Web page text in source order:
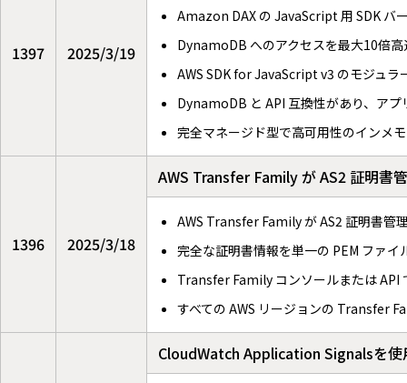
1397 2025/3/19
Amazon DAX の JavaScript 用 SDK バ
DynamoDB へのアクセスを最大10倍高
AWS SDK for JavaScript v3 のモジュ
DynamoDB と API 互換性があり、ア
完全マネージド型で高可用性のインメ
1396 2025/3/18
AWS Transfer Family が AS2 証明書
AWS Transfer Family が AS2 証明書管
完全な証明書情報を単一の PEM ファイ
Transfer Family コンソールまたは API
すべての AWS リージョンの Transfer
CloudWatch Application Signalsを使